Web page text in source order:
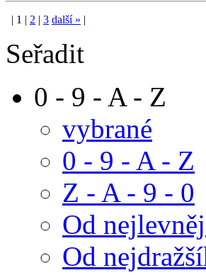
1 2 3 další »
Seřadit
0 - 9 - A - Z
vybrané
0 - 9 - A - Z
Z - A - 9 - 0
Od
Od